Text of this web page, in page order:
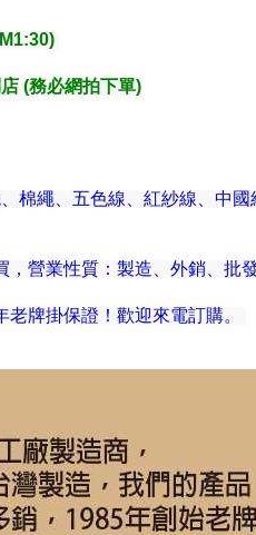
(務必網拍下單)
棉繩、五色線、紅紗線、中國
營業性質：製造、外銷、批
牌掛保證！歡迎來電訂購。